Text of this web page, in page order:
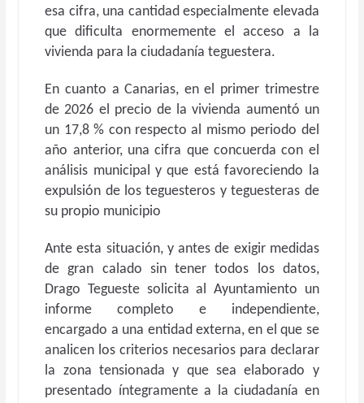
esa cifra, una cantidad especialmente elevada
que dificulta enormemente el acceso a la
vivienda para la ciudadanía teguestera.
En cuanto a Canarias, en el primer trimestre
de 2026 el precio de la vivienda aumentó un
un 17,8 % con respecto al mismo periodo del
año anterior, una cifra que concuerda con el
análisis municipal y que está favoreciendo la
expulsión de los teguesteros y teguesteras de
su propio municipio
Ante esta situación, y antes de exigir medidas
de gran calado sin tener todos los datos,
Drago Tegueste solicita al Ayuntamiento un
informe completo e independiente,
encargado a una entidad externa, en el que se
analicen los criterios necesarios para declarar
la zona tensionada y que sea elaborado y
presentado íntegramente a la ciudadanía en